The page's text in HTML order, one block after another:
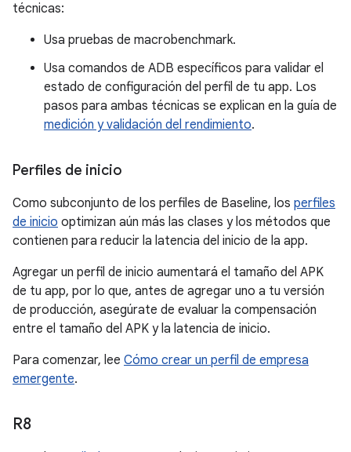
técnicas:
Usa pruebas de macrobenchmark.
Usa comandos de ADB específicos para validar el
estado de configuración del perfil de tu app. Los
pasos para ambas técnicas se explican en la guía de
medición y validación del rendimiento.
Perfiles de inicio
Como subconjunto de los perfiles de Baseline, los perfiles
de inicio optimizan aún más las clases y los métodos que
contienen para reducir la latencia del inicio de la app.
Agregar un perfil de inicio aumentará el tamaño del APK
de tu app, por lo que, antes de agregar uno a tu versión
de producción, asegúrate de evaluar la compensación
entre el tamaño del APK y la latencia de inicio.
Para comenzar, lee Cómo crear un perfil de empresa
emergente.
R8